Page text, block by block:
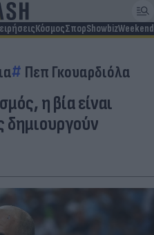
ΚόσμοςΣπορShowbizWeekend
Πεπ Γκουαρδιόλα
η βία είναι
δημιουργούν